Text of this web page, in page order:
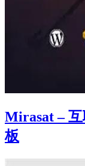
Mirasat –
板